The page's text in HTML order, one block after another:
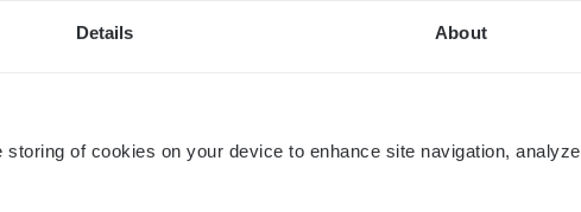
Details About
of cookies on your device to enhance site navigation, analyze
Mari­ne Cargo
Management